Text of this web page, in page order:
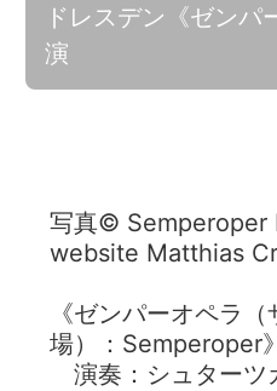
ドレスデン《ゼン
演
写真© Semperoper
website Matthias
《ゼンパーオペラ
場）：Semperoper》
演奏：シュターツ